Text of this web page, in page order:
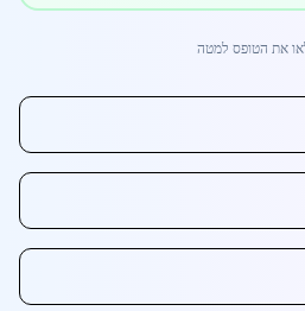
את הטופס למטה